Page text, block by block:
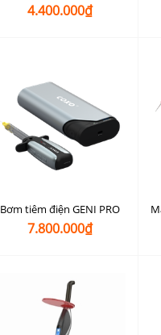
4.400.000₫
Bơm tiêm điện GENI PRO
7.800.000₫